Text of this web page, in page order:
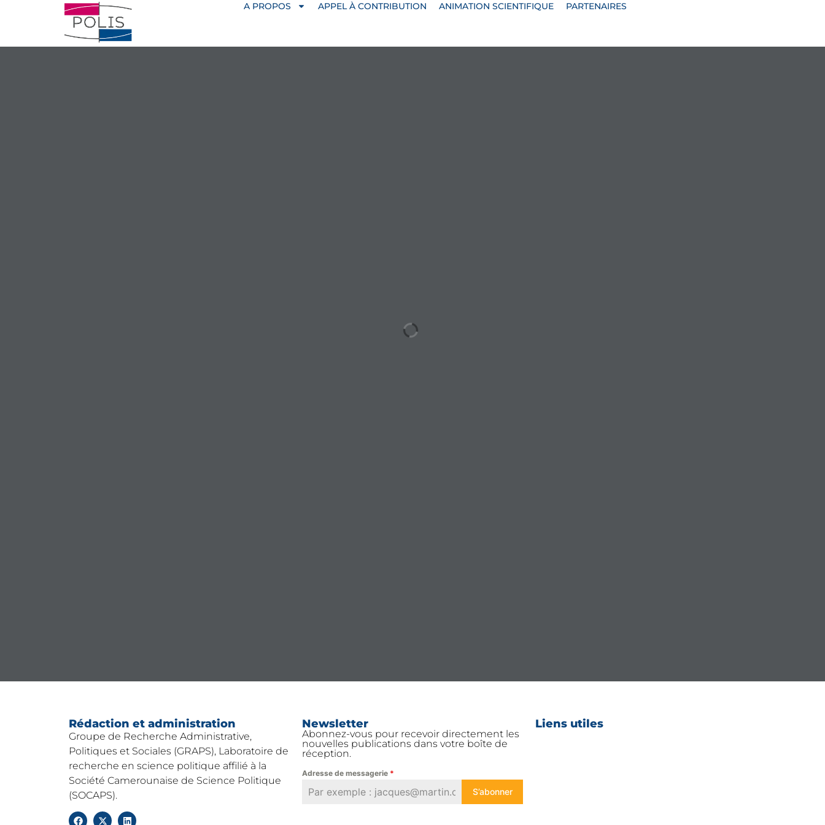
A PROPOS APPEL À CONTRIBUTION ANIMATION SCIENTIFIQUE PARTENAIRES
Rédaction et administration
Groupe de Recherche Administrative,
Politiques et Sociales (GRAPS), Laboratoire de
recherche en science politique affilié à la
Société Camerounaise de Science Politique
(SOCAPS).
Newsletter
Abonnez-vous pour recevoir directement les
nouvelles publications dans votre boîte de
réception.
Adresse de messagerie *
S’abonner
Liens utiles